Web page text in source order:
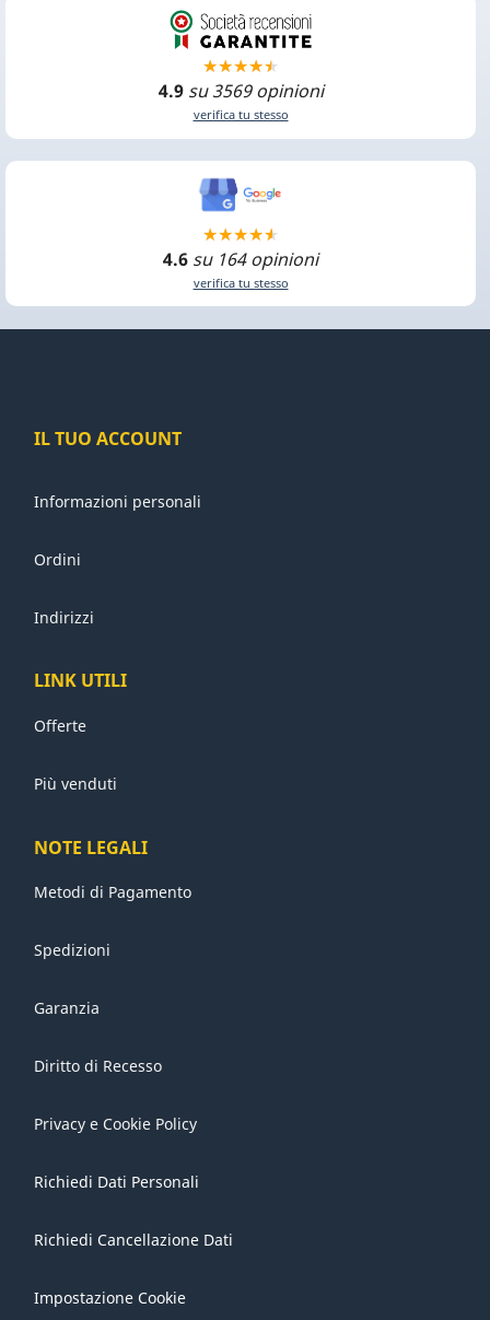
4.9 su 3569 opinioni
verifica tu stesso
4.6 su 164 opinioni
verifica tu stesso
IL TUO ACCOUNT
Informazioni personali
Ordini
Indirizzi
LINK UTILI
Offerte
Più venduti
NOTE LEGALI
Metodi di Pagamento
Spedizioni
Garanzia
Diritto di Recesso
Privacy e Cookie Policy
Richiedi Dati Personali
Richiedi Cancellazione Dati
Impostazione Cookie